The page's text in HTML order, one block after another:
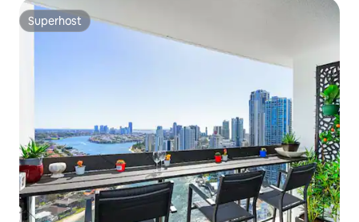
Superhost
Superhost